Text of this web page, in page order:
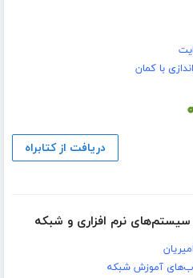
با کمان
دریافت از کتابراه
سیستم‌های نرم افزاری و شبکه
آموزش شبکه